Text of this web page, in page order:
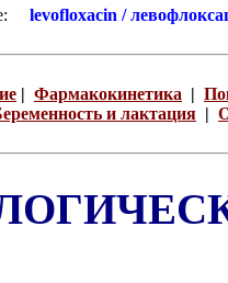
levofloxacin /
| Фармакокинетика |
и лактация |